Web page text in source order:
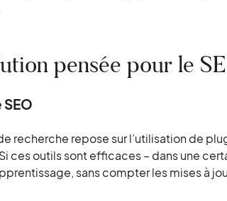
pensée pour le
recherche repose sur l’utilisation de
ces outils sont efficaces – dans une
sans compter les mises à